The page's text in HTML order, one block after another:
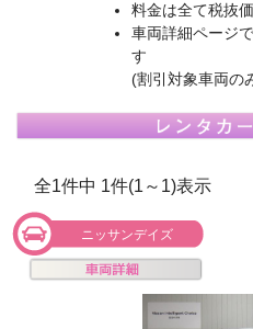
料金は全て税抜
車両詳細ページ
す
(割引対象車両の
全1件中 1件(1～1)表示
ニッサンデイズ